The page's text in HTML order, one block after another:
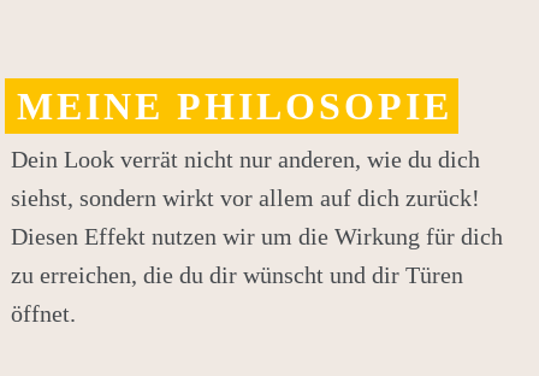
MEINE PHILOSOPIE
Dein Look verrät nicht nur anderen, wie du dich
siehst, sondern wirkt vor allem auf dich zurück!
Diesen Effekt nutzen wir um die Wirkung für dich
zu erreichen, die du dir wünscht und dir Türen
öffnet.